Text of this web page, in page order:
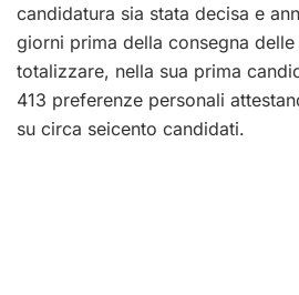
candidatura sia stata decisa e
giorni prima della consegna
totalizzare, nella sua prima
413 preferenze personali
su circa seicento candidati.